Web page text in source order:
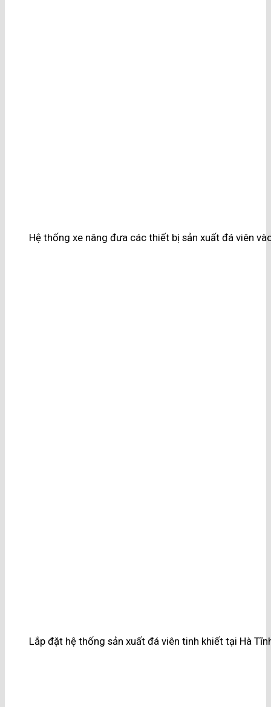
Hệ thống xe nâng đưa các thiết bị sản xuất đá viên
Lắp đặt hệ thống sản xuất đá viên tinh khiết tại Hà